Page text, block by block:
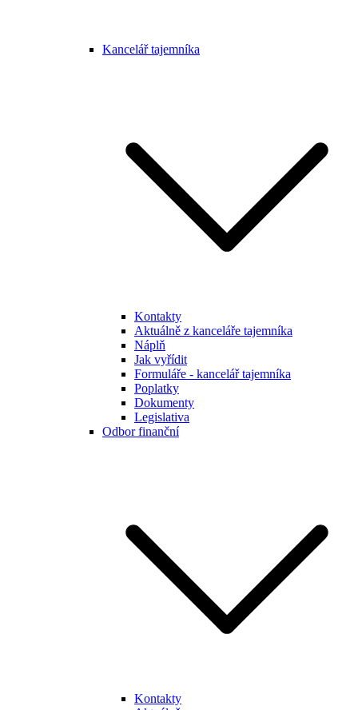
Kancelář tajemníka
Kontakty
Aktuálně z kanceláře tajemníka
Náplň
Jak vyřídit
Formuláře - kancelář tajemníka
Poplatky
Dokumenty
Legislativa
Odbor finanční
Kontakty